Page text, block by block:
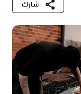
شارك